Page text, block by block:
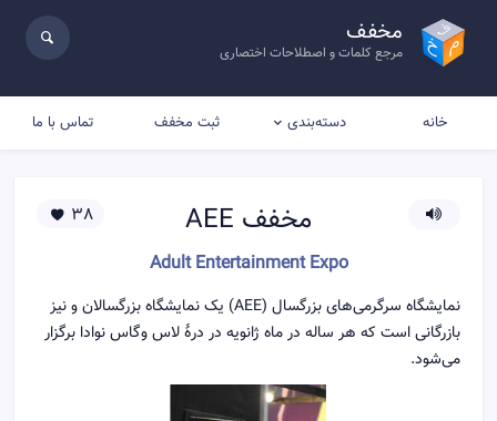
مخفف
مرجع کلمات و اصطلاحات اختصاری
خانه دسته‌بندی ثبت مخفف تماس با ما
مخفف AEE
Adult Entertainment Expo
38
نمایشگاه سرگرمی‌های بزرگسال (AEE) یک نمایشگاه بزرگسالان و نیز
بازرگانی است که هر ساله در ماه ژانویه در درهٔ لاس وگاس نوادا برگزار
می‌شود.